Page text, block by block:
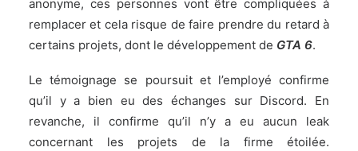
anonyme, ces personnes vont être compliquées à
remplacer et cela risque de faire prendre du retard à
certains projets, dont le développement de GTA 6.
Le témoignage se poursuit et l’employé confirme
qu’il y a bien eu des échanges sur Discord. En
revanche, il confirme qu’il n’y a eu aucun leak
concernant les projets de la firme étoilée.